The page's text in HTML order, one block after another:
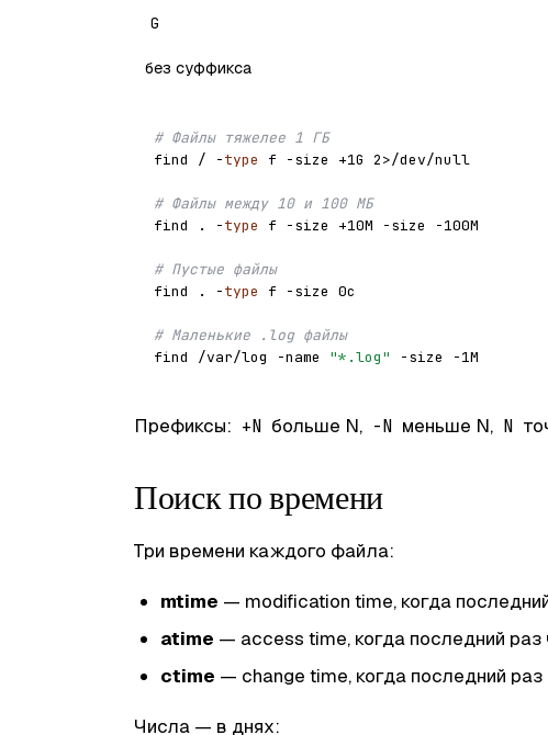
G
без суффикса
# Файлы тяжелее 1 ГБ
find / -type f -size +1G 2>/dev/null
# Файлы между 10 и 100 МБ
find . -type f -size +10M -size -100M
# Пустые файлы
find . -type f -size 0c
# Маленькие .log файлы
find /var/log -name "*.log"
Префиксы: +N больше N, -N меньше N, N
Поиск по времени
Три времени каждого файла:
mtime — modification time, когда
atime — access time, когда последний раз
ctime — change time, когда последний раз
Числа — в днях: